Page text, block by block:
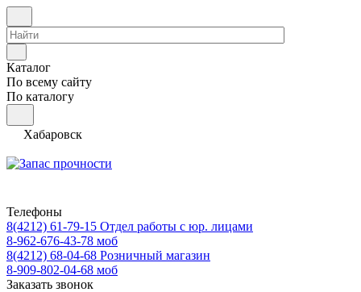
Каталог
По всему сайту
По каталогу
Хабаровск
Телефоны
8(4212) 61-79-15 Отдел работы с юр. лицами
8-962-676-43-78 моб
8(4212) 68-04-68 Розничный магазин
8-909-802-04-68 моб
Заказать звонок